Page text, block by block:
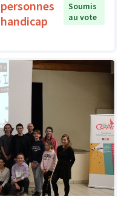
Soumis
au vote